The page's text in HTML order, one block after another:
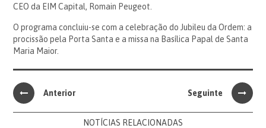
CEO da EIM Capital, Romain Peugeot.
O programa concluiu-se com a celebração do Jubileu da Ordem: a
procissão pela Porta Santa e a missa na Basílica Papal de Santa
Maria Maior.
Anterior Seguinte
NOTÍCIAS RELACIONADAS